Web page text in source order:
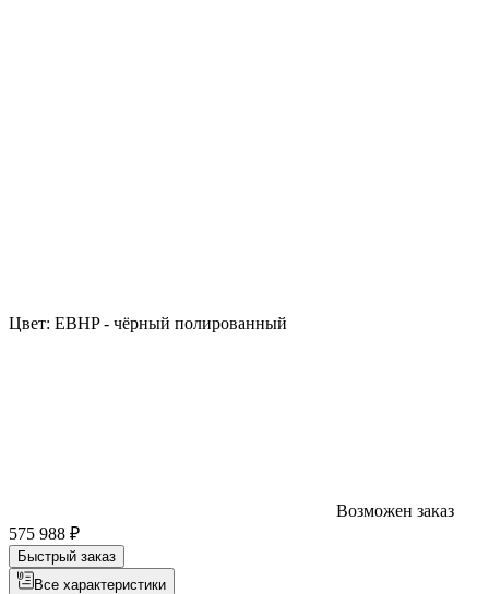
Цвет: EBHP - чёрный полированный
Возможен заказ
575 988 ₽
Быстрый заказ
Все характеристики